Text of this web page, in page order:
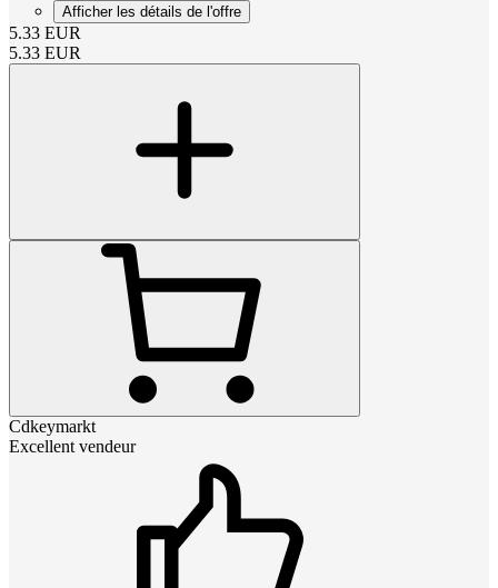
Afficher les détails de l'offre
5.33 EUR
5.33 EUR
Cdkeymarkt
Excellent vendeur